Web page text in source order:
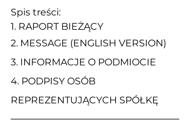
Spis treści:
1. RAPORT BIEŻĄCY
2. MESSAGE (ENGLISH VERSION)
3. INFORMACJE O PODMIOCIE
4. PODPISY OSÓB
REPREZENTUJĄCYCH SPÓŁKĘ